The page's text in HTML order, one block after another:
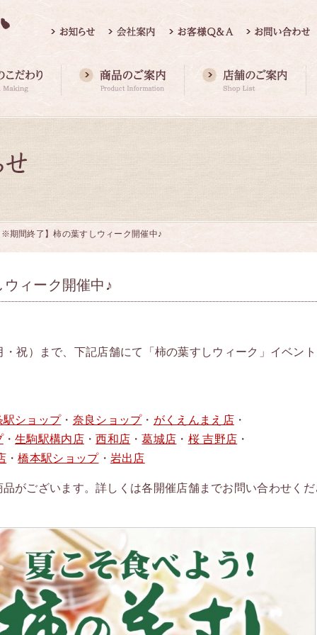
間終了】柿の葉すしウィーク開催中♪
ィーク開催中♪
祝）まで、下記店舗にて「柿の葉すしウィーク」イベン
駅ショップ・ 奈良ショップ・ がくえんまえ店・
・生駒駅構内店・西和店 ・葛城店 ・ 桜 吉野店 ・
・橋本駅ショップ・ 岩出店
がございます。詳しくは各開催店舗までお問い合わせくだ